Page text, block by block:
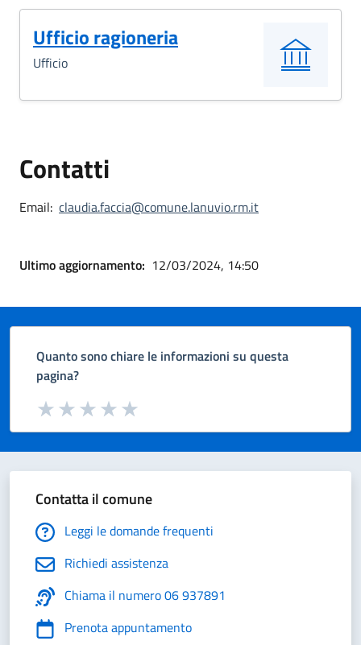
Ufficio ragioneria
Ufficio
Contatti
Email: claudia.faccia@comune.lanuvio.rm.it
Ultimo aggiornamento: 12/03/2024, 14:50
Quanto sono chiare le informazioni su questa
pagina?
Valuta da 1 a 5 stelle la pagina
Valuta 5 stelle su 5
Valuta 4 stelle su 5
Valuta 3 stelle su 5
Valuta 2 stelle su 5
Valuta 1 stelle su 5
Contatta il comune
Leggi le domande frequenti
Richiedi assistenza
Chiama il numero 06 937891
Prenota appuntamento